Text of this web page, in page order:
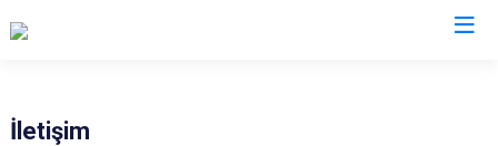
İletişim